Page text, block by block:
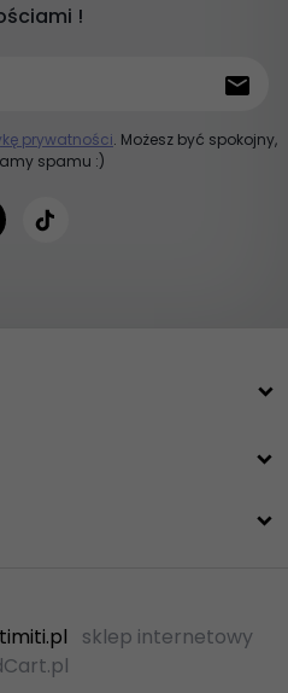
!
prywatności. Możesz być spokojny,
spamu :)
sklep internetowy